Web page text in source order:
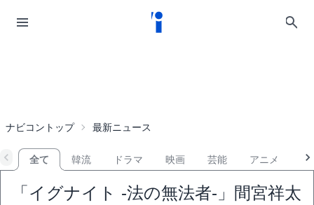
ナビコントップ 最新ニュース
全て 韓流 ドラマ 映画 芸能 アニメ
「イグナイト -法の無法者-」間宮祥太